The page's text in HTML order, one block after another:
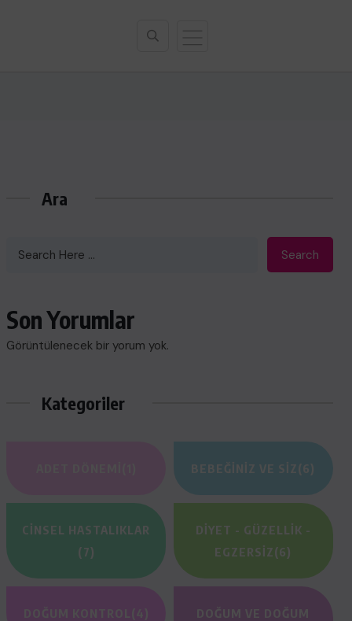
Ara
Search
Son Yorumlar
Görüntülenecek bir yorum yok.
Kategoriler
BEBEĞINIZ VE SIZ(6)
CINSEL HASTALIKLAR
(7)
DIYET - GÜZELLIK -
EGZERSIZ(6)
DOĞUM KONTROL (4)
DOĞUM VE DOĞUM